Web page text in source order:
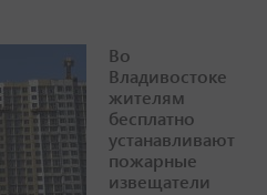
Во
Владивостоке
жителям
бесплатно
устанавливают
пожарные
извещатели